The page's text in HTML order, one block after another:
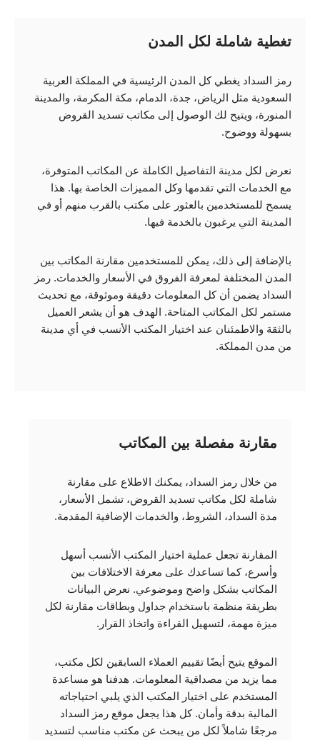
تغطية شاملة لكل المدن
رمز السداد يغطي كل المدن الرئيسية في المملكة العربية
السعودية مثل الرياض، جدة، الدمام، مكة المكرمة، والمدينة
المنورة، ويتيح لك الوصول إلى مكاتب تسديد القروض
بسهولة ووضوح.
نعرض لكل مدينة التفاصيل الكاملة عن المكاتب المتوفرة،
مع الخدمات التي تقدمها وكل المميزات الخاصة بها. هذا
يسمح للمستخدمين بالعثور على مكتب بالقرب منهم أو في
المدينة التي يرغبون بالخدمة فيها.
بالإضافة إلى ذلك، يمكن للمستخدمين مقارنة المكاتب بين
المدن المختلفة لمعرفة الفروق في الأسعار والخدمات. رمز
السداد يضمن أن كل المعلومات دقيقة وموثوقة، مع تحديث
مستمر لكل المكاتب المتاحة. الهدف هو أن يشعر العميل
بالثقة والاطمئنان عند اختيار المكتب الأنسب في أي مدينة
من مدن المملكة.
مقارنة مفصلة بين المكاتب
من خلال رمز السداد، يمكنك الاطلاع على مقارنة
شاملة لكل مكاتب تسديد القروض، تشمل الأسعار،
مدة السداد، الشروط، والخدمات الإضافية المقدمة.
المقارنة تجعل عملية اختيار المكتب الأنسب أسهل
وأسرع، كما تساعدك على معرفة الاختلافات بين
المكاتب بشكل واضح وموضوعي. نعرض البيانات
بطريقة منظمة باستخدام جداول وبطاقات مقارنة لكل
ميزة مهمة، لتسهيل القراءة واتخاذ القرار.
الموقع يتيح أيضًا تقييم العملاء السابقين لكل مكتب،
مما يزيد من مصداقية المعلومات. هدفنا هو مساعدة
المستخدم على اختيار المكتب الذي يلبي احتياجاته
المالية بدقة وأمان. كل هذا يجعل موقع رمز السداد
مرجعًا شاملاً لكل من يبحث عن مكتب مناسب لتسديد